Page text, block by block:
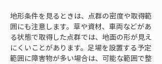
地形条件を見るときは、点群の密度や取得範
囲にも注意します。草や資材、車両などがあ
る状態で取得した点群では、地面の形が見え
にくいことがあります。足場を設置する予定
範囲に障害物が多い場合は、可能な範囲で整